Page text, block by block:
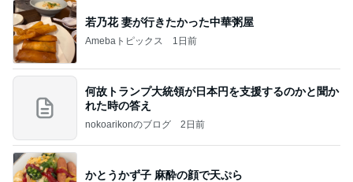
若乃花 妻が行きたかった中華粥屋
Amebaトピックス 1日前
何故トランプ大統領が日本円を支援するのかと聞か
れた時の答え
nokoarikonのブログ 2日前
かとうかず子 麻酔の顔で天ぷら